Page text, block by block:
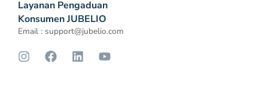
Layanan Pengaduan
Konsumen JUBELIO
Email : support@jubelio.com